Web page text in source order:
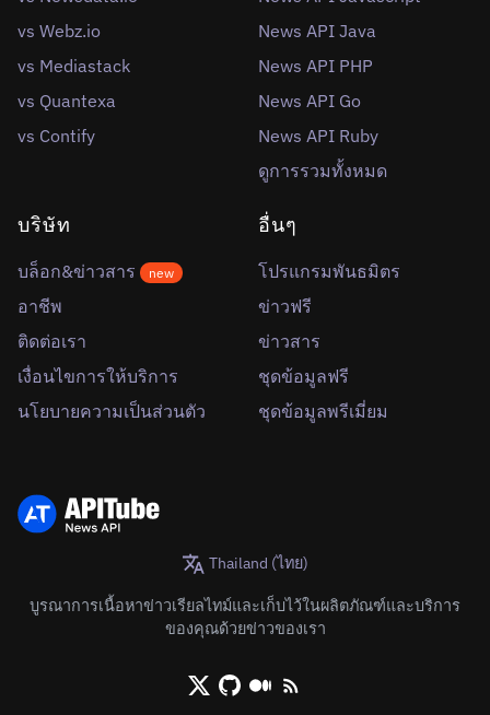
vs Webz.io
vs Mediastack
vs Quantexa
vs Contify
News API Java
News API PHP
News API Go
News API Ruby
ดูการรวมทั้งหมด
บริษัท
บล็อก&ข่าวสาร new
อาชีพ
ติดต่อเรา
เงื่อนไขการให้บริการ
นโยบายความเป็นส่วนตัว
อื่นๆ
โปรแกรมพันธมิตร
ข่าวฟรี
ข่าวสาร
ชุดข้อมูลฟรี
ชุดข้อมูลพรีเมี่ยม
Thailand (ไทย)
บูรณาการเนื้อหาข่าวเรียลไทม์และเก็บไว้ในผลิตภัณฑ์และบริการ
ของคุณด้วยข่าวของเรา
X/Twitter
GithubMediumRSS/XML